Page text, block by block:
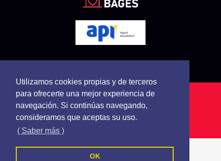
Utilizamos cookies propias y de terceros
para ofrecerte una mejor experiencia de
navegación. Si continúas navegando,
consideramos que aceptas su uso.
( Saber más )
OK
Immobles Bages - All rights reserved
Cookies Policy
Privacy Policy Terms and Conditions
Follow us on